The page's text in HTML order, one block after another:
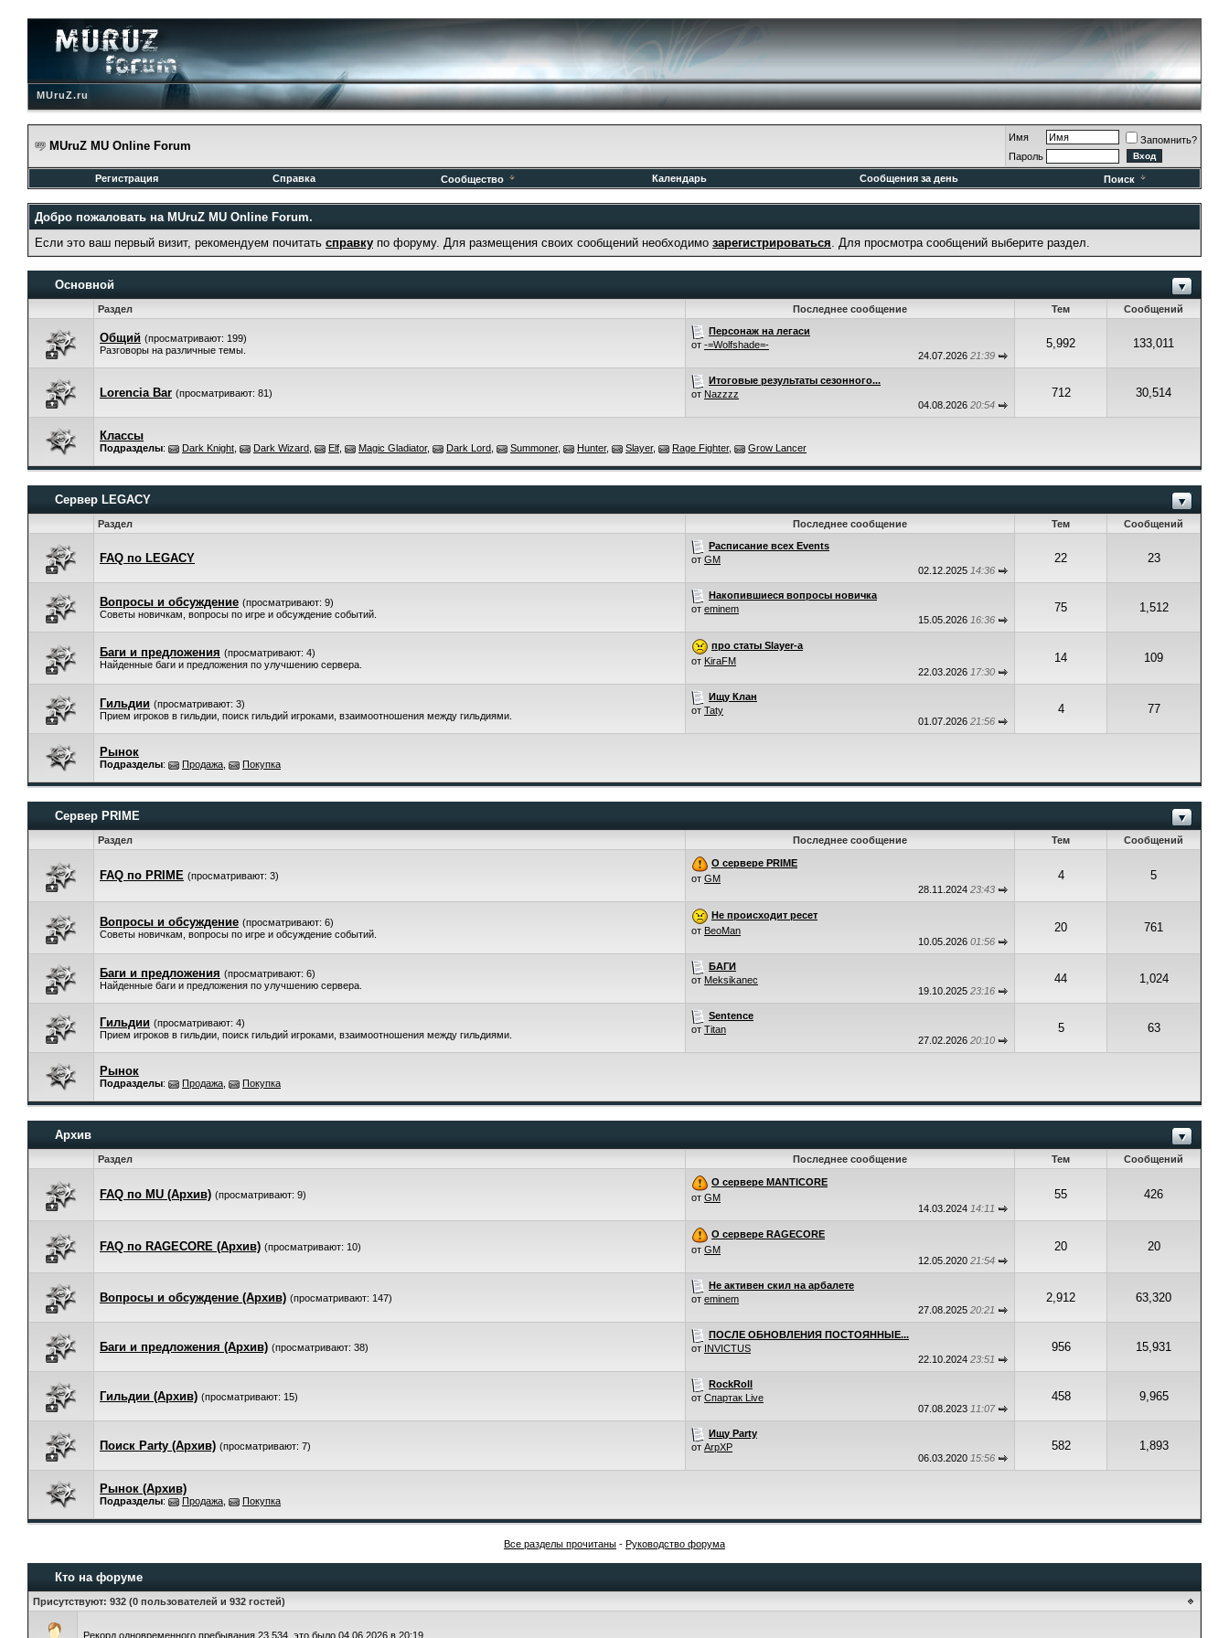
MUruZ.ru
MUruZ MU Online Forum
Имя
Запомнить?
Пароль
Регистрация
Справка Сообщество Календарь Сообщения за день Поиск
Добро пожаловать на MUruZ MU Online Forum.
Если это ваш первый визит, рекомендуем почитать справку по форуму. Для размещения своих сообщений необходимо зарегистрироваться. Для просмотра сообщений выберите раздел.
Основной
Раздел Последнее сообщение Тем Сообщений
Общий (просматривают: 199)
Разговоры на различные темы.
Персонаж на легаси
от -=Wolfshade=-
24.07.2026 21:39
5,992 133,011
Lorencia Bar (просматривают: 81)
Итоговые результаты сезонного...
от Nazzzz
04.08.2026 20:54
712 30,514
Классы
Подразделы: Dark Knight Dark Wizard Elf Magic Gladiator, Dark Lord Summoner, Hunter, Slayer, Rage Fighter, Grow Lancer
Сервер LEGACY
Раздел Последнее сообщение Тем Сообщений
FAQ по LEGACY
Расписание всех Events
от GM
02.12.2025 14:36
22 23
Вопросы и обсуждение (просматривают: 9)
Советы новичкам, вопросы по игре и обсуждение событий.
Накопившиеся вопросы новичка
от eminem
15.05.2026 16:36
75 1,512
Баги и предложения (просматривают: 4)
Найденные баги и предложения по улучшению сервера.
про статы Slayer-a
от KiraFM
22.03.2026 17:30
14 109
Гильдии (просматривают: 3)
Прием игроков в гильдии, поиск гильдий игроками, взаимоотношения между гильдиями.
Ищу Клан
от Taty
01.07.2026 21:56
4 77
Рынок
Подразделы: Продажа Покупка
Сервер PRIME
Раздел Последнее сообщение Тем Сообщений
FAQ по PRIME (просматривают: 3)
О сервере PRIME
от GM
28.11.2024 23:43
4 5
Вопросы и обсуждение (просматривают: 6)
Советы новичкам, вопросы по игре и обсуждение событий.
Не происходит ресет
от BeoMan
10.05.2026 01:56
20 761
Баги и предложения (просматривают: 6)
Найденные баги и предложения по улучшению сервера.
БАГИ
от Meksikanec
19.10.2025 23:16
44 1,024
Гильдии (просматривают: 4)
Прием игроков в гильдии, поиск гильдий игроками, взаимоотношения между гильдиями.
Sentence
от Titan
27.02.2026 20:10
5 63
Рынок
Подразделы: Продажа Покупка
Архив
Раздел Последнее сообщение Тем Сообщений
FAQ по MU (Архив) (просматривают: 9)
О сервере MANTICORE
от GM
14.03.2024 14:11
55 426
FAQ по RAGECORE (Архив) (просматривают: 10)
О сервере RAGECORE
от GM
12.05.2020 21:54
20 20
Вопросы и обсуждение (Архив) (просматривают: 147)
Не активен скил на арбалете
от eminem
27.08.2025 20:21
2,912 63,320
Баги и предложения (Архив) (просматривают: 38)
ПОСЛЕ ОБНОВЛЕНИЯ ПОСТОЯННЫЕ...
от INVICTUS
22.10.2024 23:51
956 15,931
Гильдии (Архив) (просматривают: 15)
RockRoll
от Спартак Live
07.08.2023 11:07
458 9,965
Поиск Party (Архив) (просматривают: 7)
Ищу Party
от ArpXP
06.03.2020 15:56
582 1,893
Рынок (Архив)
Подразделы: Продажа Покупка
Все разделы прочитаны - Руководство форума
Кто на форуме
Присутствуют: 932 (0 пользователей и 932 гостей)
Рекорд одновременного пребывания 23,534, это было 04.06.2026 в 20:19.